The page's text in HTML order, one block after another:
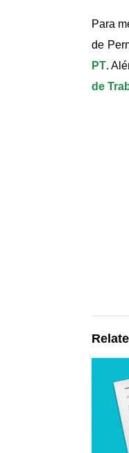
Para
de
PT.
de